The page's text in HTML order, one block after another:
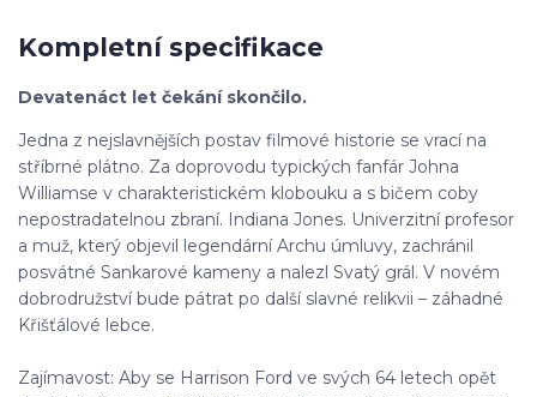
Kompletní specifikace
Devatenáct let čekání skončilo.
Jedna z nejslavnějších postav filmové historie se vrací na
stříbrné plátno. Za doprovodu typických fanfár Johna
Williamse v charakteristickém klobouku a s bičem coby
nepostradatelnou zbraní. Indiana Jones. Univerzitní profesor
a muž, který objevil legendární Archu úmluvy, zachránil
posvátné Sankarové kameny a nalezl Svatý grál. V novém
dobrodružství bude pátrat po další slavné relikvii – záhadné
Křišťálové lebce.
Zajímavost: Aby se Harrison Ford ve svých 64 letech opět